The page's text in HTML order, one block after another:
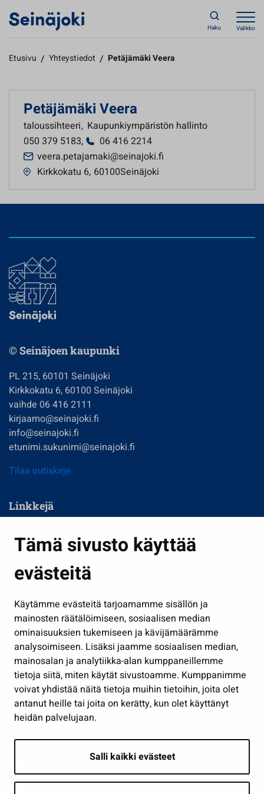
Tämä sivusto käyttää
evästeitä
Käytämme evästeitä tarjoamamme sisällön ja
mainosten räätälöimiseen, sosiaalisen median
ominaisuuksien tukemiseen ja kävijämäärämme
analysoimiseen. Lisäksi jaamme sosiaalisen median,
mainosalan ja analytiikka-alan kumppaneillemme
tietoja siitä, miten käytät sivustoamme. Kumppanimme
voivat yhdistää näitä tietoja muihin tietoihin, joita olet
antanut heille tai joita on kerätty, kun olet käyttänyt
heidän palvelujaan.
Salli kaikki evästeet
Haku Valikko
Etusivu / Yhteystiedot / Petäjämäki Veera
Petäjämäki Veera
taloussihteeri, Kaupunkiympäristön hallinto
050 379 5183,
06 416 2214
veera.petajamaki@seinajoki.fi
Kirkkokatu 6, 60100Seinäjoki
© Seinäjoen kaupunki
PL 215, 60101 Seinäjoki
Kirkkokatu 6, 60100 Seinäjoki
vaihde 06 416 2111
kirjaamo@seinajoki.fi
info@seinajoki.fi
etunimi.sukunimi@seinajoki.fi
Tilaa uutiskirje
Linkkejä
Kasvatus ja opetus
Kulttuuri ja liikunta
Työ ja yrittäminen
Osallistu ja asioi
Näytä omat evästeasetukseni
Seuraa meitä